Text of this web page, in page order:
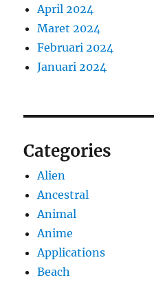
April 2024
Maret 2024
Februari 2024
Januari 2024
Categories
Alien
Ancestral
Animal
Anime
Applications
Beach